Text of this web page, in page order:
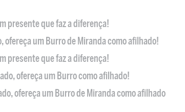
presente que faz a diferença!
ofereça um Burro de Miranda como afilhado!
presente que faz a diferença!
ofereça um Burro como afilhado!
ofereça um Burro de Miranda como afilhado